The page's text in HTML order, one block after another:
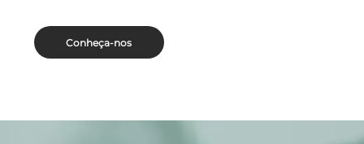
Conheça-nos